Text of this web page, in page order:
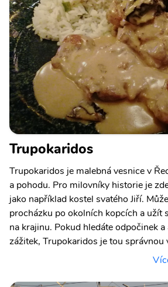
Trupokaridos
Trupokaridos je malebná vesnice v
a pohodu. Pro milovníky historie je
jako například kostel svatého Jiří.
procházku po okolních kopcích a užít
na krajinu. Pokud hledáte odpočinek
zážitek, Trupokaridos je tou správnou